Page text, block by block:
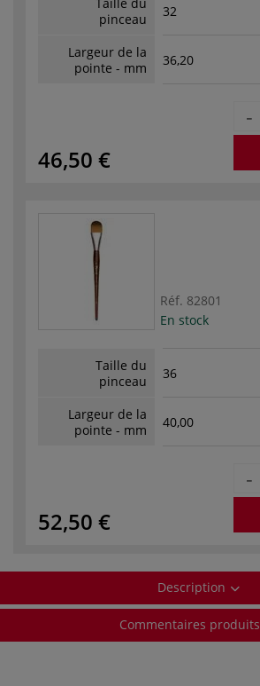
pinceau
32
Largeur de la
pointe - mm
36,20
46,50 €
-
Réf. 82801
En stock
Taille du
pinceau
36
Largeur de la
pointe - mm
40,00
52,50 €
-
Description
Commentaires produits